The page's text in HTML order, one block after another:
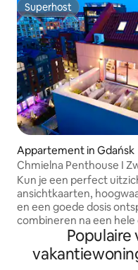
Superhost
Superhost
Appartement in Gdańsk
Chmielna Penthouse I
Airconditioning I Kraan
Kun je een perfect
ansichtkaarten,
en een goede dosis
combineren na een hele
verkenning van de
je vindt het allemaal op
verdieping van het
Populaire